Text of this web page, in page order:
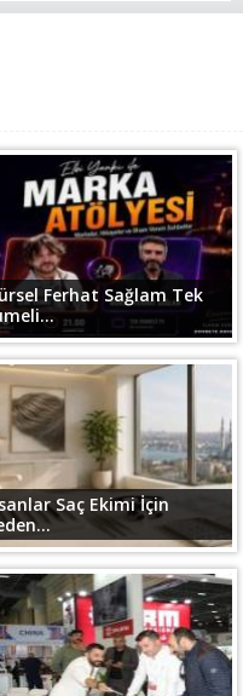
Ferhat Sağlam Tek
Saç Ekimi İçin